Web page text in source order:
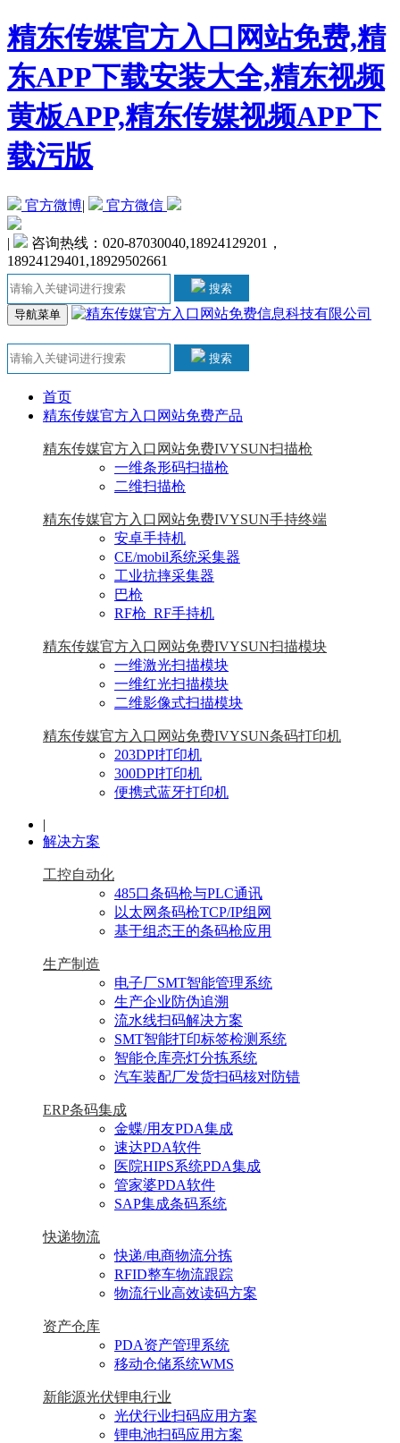
精东传媒官方入口网站免费,精
东APP下载安装大全,精东视频
黄板APP,精东传媒视频APP下
载污版
官方微博| 官方微信
|
咨询热线：020-87030040,18924129201，
18924129401,18929502661
搜索
导航菜单
搜索
首页
精东传媒官方入口网站免费产品
精东传媒官方入口网站免费IVYSUN扫描枪
一维条形码扫描枪
二维扫描枪
精东传媒官方入口网站免费IVYSUN手持终端
安卓手持机
CE/mobil系统采集器
工业抗摔采集器
巴枪
RF枪_RF手持机
精东传媒官方入口网站免费IVYSUN扫描模块
一维激光扫描模块
一维红光扫描模块
二维影像式扫描模块
精东传媒官方入口网站免费IVYSUN条码打印机
203DPI打印机
300DPI打印机
便携式蓝牙打印机
|
解决方案
工控自动化
485口条码枪与PLC通讯
以太网条码枪TCP/IP组网
基于组态王的条码枪应用
生产制造
电子厂SMT智能管理系统
生产企业防伪追溯
流水线扫码解决方案
SMT智能打印标签检测系统
智能仓库亮灯分拣系统
汽车装配厂发货扫码核对防错
ERP条码集成
金蝶/用友PDA集成
速达PDA软件
医院HIPS系统PDA集成
管家婆PDA软件
SAP集成条码系统
快递物流
快递/电商物流分拣
RFID整车物流跟踪
物流行业高效读码方案
资产仓库
PDA资产管理系统
移动仓储系统WMS
新能源光伏锂电行业
光伏行业扫码应用方案
锂电池扫码应用方案